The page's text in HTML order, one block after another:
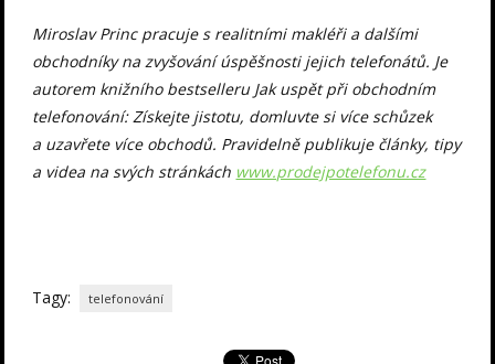
Miroslav Princ pracuje s realitními makléři a dalšími
obchodníky na zvyšování úspěšnosti jejich telefonátů. Je
autorem knižního bestselleru Jak uspět při obchodním
telefonování: Získejte jistotu, domluvte si více schůzek
a uzavřete více obchodů. Pravidelně publikuje články, tipy
a videa na svých stránkách www.prodejpotelefonu.cz
Tagy: telefonování